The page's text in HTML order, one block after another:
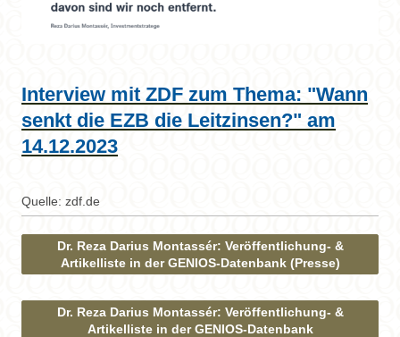
Interview mit ZDF zum Thema: "Wann
senkt die EZB die Leitzinsen?" am
14.12.2023
Quelle: zdf.de
Dr. Reza Darius Montassér: Veröffentlichung- &
Artikelliste in der GENIOS-Datenbank (Presse)
Dr. Reza Darius Montassér: Veröffentlichung- &
Artikelliste in der GENIOS-Datenbank